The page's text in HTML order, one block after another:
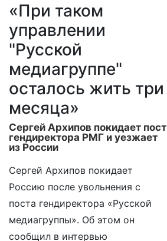
«При таком
управлении
"Русской
медиагруппе"
осталось жить три
месяца»
Сергей Архипов покидает пост
гендиректора РМГ и уезжает
из России
Сергей Архипов покидает
Россию после увольнения с
поста гендиректора «Русской
медиагруппы». Об этом он
сообщил в интервью